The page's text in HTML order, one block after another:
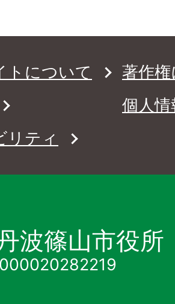
トについて
著作
個人
リティ
波篠山市役所